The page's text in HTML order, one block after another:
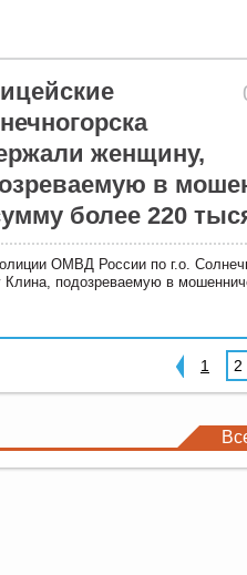
женщину,
в
более 220
ОМВД России по г.о.
подозреваемую в
1 2